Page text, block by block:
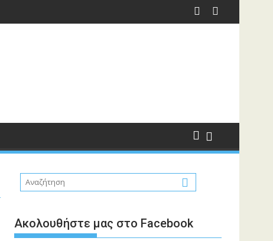
Ακολουθήστε μας στο Facebook